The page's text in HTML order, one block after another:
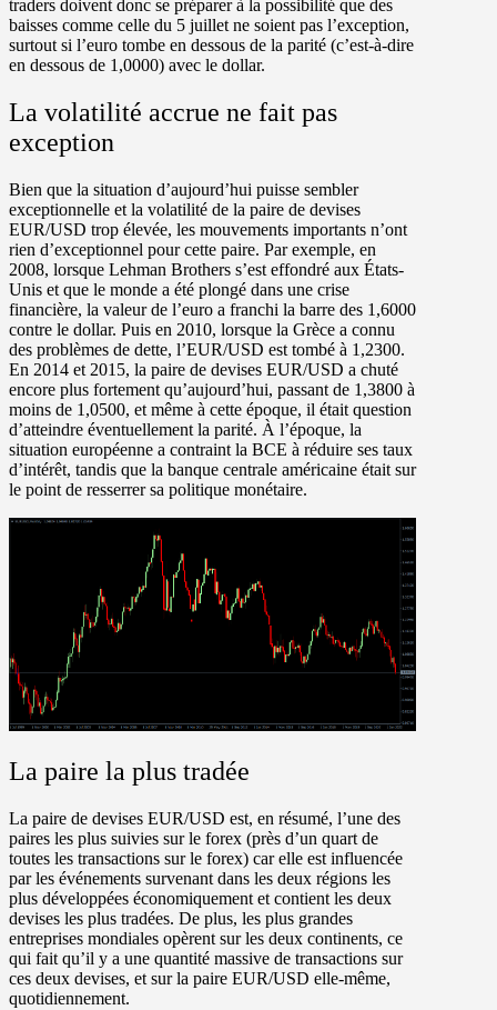
traders doivent donc se préparer à la possibilité que des
baisses comme celle du 5 juillet ne soient pas l’exception,
surtout si l’euro tombe en dessous de la parité (c’est-à-dire
en dessous de 1,0000) avec le dollar.
La volatilité accrue ne fait pas
exception
Bien que la situation d’aujourd’hui puisse sembler
exceptionnelle et la volatilité de la paire de devises
EUR/USD trop élevée, les mouvements importants n’ont
rien d’exceptionnel pour cette paire. Par exemple, en
2008, lorsque Lehman Brothers s’est effondré aux États-
Unis et que le monde a été plongé dans une crise
financière, la valeur de l’euro a franchi la barre des 1,6000
contre le dollar. Puis en 2010, lorsque la Grèce a connu
des problèmes de dette, l’EUR/USD est tombé à 1,2300.
En 2014 et 2015, la paire de devises EUR/USD a chuté
encore plus fortement qu’aujourd’hui, passant de 1,3800 à
moins de 1,0500, et même à cette époque, il était question
d’atteindre éventuellement la parité. À l’époque, la
situation européenne a contraint la BCE à réduire ses taux
d’intérêt, tandis que la banque centrale américaine était sur
le point de resserrer sa politique monétaire.
La paire la plus tradée
La paire de devises EUR/USD est, en résumé, l’une des
paires les plus suivies sur le forex (près d’un quart de
toutes les transactions sur le forex) car elle est influencée
par les événements survenant dans les deux régions les
plus développées économiquement et contient les deux
devises les plus tradées. De plus, les plus grandes
entreprises mondiales opèrent sur les deux continents, ce
qui fait qu’il y a une quantité massive de transactions sur
ces deux devises, et sur la paire EUR/USD elle-même,
quotidiennement.